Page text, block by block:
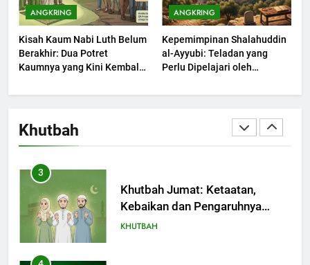
ANGKRING
Kisah Kaum Nabi Luth Belum
Berakhir: Dua Potret
Kaumnya yang Kini Kembali
ANGKRING
Kepemimpinan Shalahuddin
al-Ayyubi: Teladan yang
Perlu Dipelajari oleh
(2)
Khutbah
Khutbah Jumat: Mengapa Orang
Dengki Tak Akan Pernah
Berjaya?
KHUTBAH
Khutbah Jumat: Melihat
Limpahan Nikmat Allah
3
Khutbah Jumat: Ketaatan,
Kebaikan dan Pengaruhnya
dalam Jiwa Manusia
KHUTBAH